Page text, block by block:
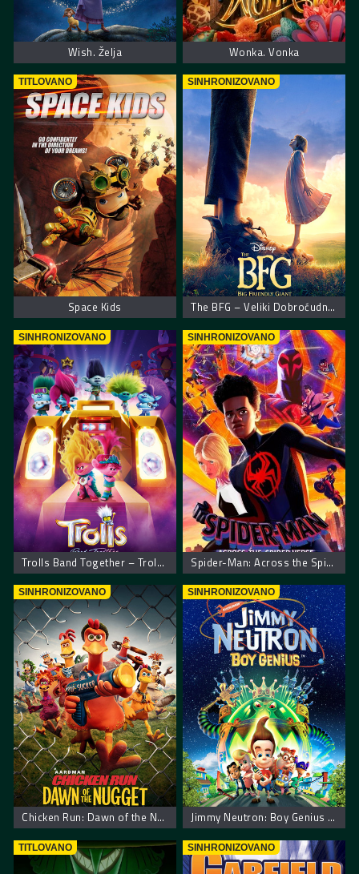
Wish. Želja Wonka. Vonka
TITLOVANO
Space Kids
SINHRONIZOVANO
The BFG – Veliki Dobroćudni Džin
SINHRONIZOVANO
Trolls Band Together – Trolovi bend ponovo zajedno
SINHRONIZOVANO
Spider-Man: Across the Spider-Verse. Spajdermen Putovanje Kroz Spajder Svet
SINHRONIZOVANO
Chicken Run: Dawn of the Nugget – Pobuna u kokošinjcu.
SINHRONIZOVANO
Jimmy Neutron: Boy Genius – Džimi Neutron: Dečak genije
TITLOVANO SINHRONIZOVANO